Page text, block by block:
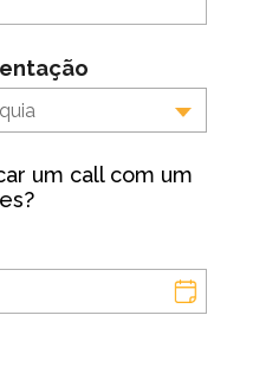
um call com um